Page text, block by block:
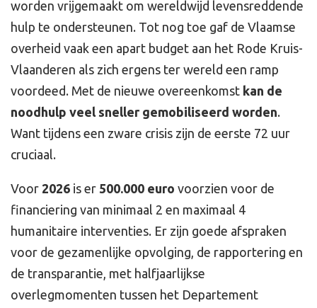
worden vrijgemaakt om wereldwijd levensreddende
hulp te ondersteunen. Tot nog toe gaf de Vlaamse
overheid vaak een apart budget aan het Rode Kruis-
Vlaanderen als zich ergens ter wereld een ramp
voordeed. Met de nieuwe overeenkomst kan de
noodhulp veel sneller gemobiliseerd worden.
Want tijdens een zware crisis zijn de eerste 72 uur
cruciaal.
Voor 2026 is er 500.000 euro voorzien voor de
financiering van minimaal 2 en maximaal 4
humanitaire interventies. Er zijn goede afspraken
voor de gezamenlijke opvolging, de rapportering en
de transparantie, met halfjaarlijkse
overlegmomenten tussen het Departement